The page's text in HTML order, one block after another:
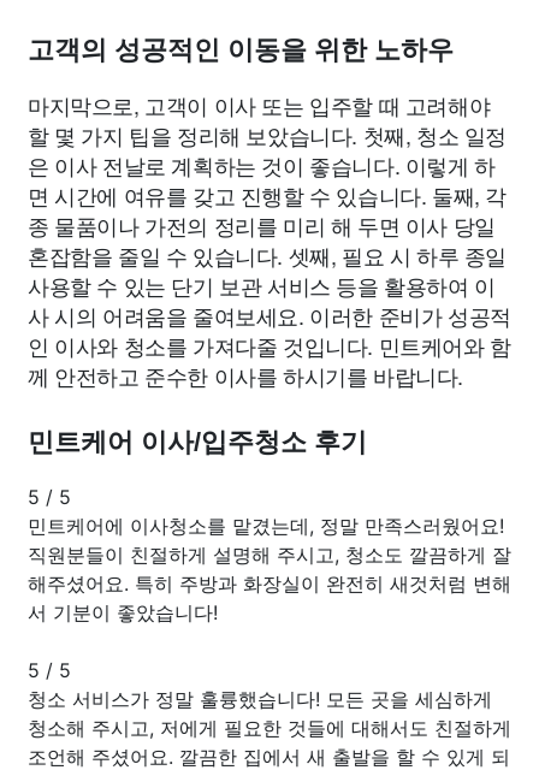
고객의 성공적인 이동을 위한 노하우
마지막으로, 고객이 이사 또는 입주할 때 고려해야
할 몇 가지 팁을 정리해 보았습니다. 첫째, 청소 일정
은 이사 전날로 계획하는 것이 좋습니다. 이렇게 하
면 시간에 여유를 갖고 진행할 수 있습니다. 둘째, 각
종 물품이나 가전의 정리를 미리 해 두면 이사 당일
혼잡함을 줄일 수 있습니다. 셋째, 필요 시 하루 종일
사용할 수 있는 단기 보관 서비스 등을 활용하여 이
사 시의 어려움을 줄여보세요. 이러한 준비가 성공적
인 이사와 청소를 가져다줄 것입니다. 민트케어와 함
께 안전하고 준수한 이사를 하시기를 바랍니다.
민트케어 이사/입주청소 후기
5 / 5
민트케어에 이사청소를 맡겼는데, 정말 만족스러웠어요!
직원분들이 친절하게 설명해 주시고, 청소도 깔끔하게 잘
해주셨어요. 특히 주방과 화장실이 완전히 새것처럼 변해
서 기분이 좋았습니다!
5 / 5
청소 서비스가 정말 훌륭했습니다! 모든 곳을 세심하게
청소해 주시고, 저에게 필요한 것들에 대해서도 친절하게
조언해 주셨어요. 깔끔한 집에서 새 출발을 할 수 있게 되